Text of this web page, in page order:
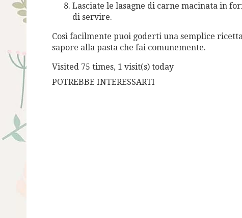
Lasciate le lasagne di carne macinata in
di servire.
Così facilmente puoi goderti una semplice
sapore alla pasta che fai comunemente.
Visited 75 times, 1 visit(s) today
POTREBBE INTERESSARTI